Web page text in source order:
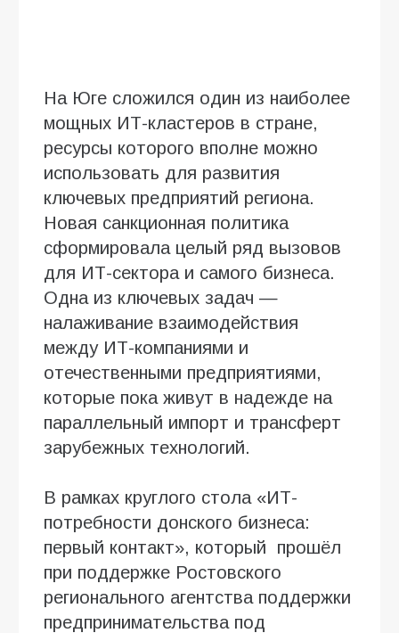
На Юге сложился один из наиболее
мощных ИТ-кластеров в стране,
ресурсы которого вполне можно
использовать для развития
ключевых предприятий региона.
Новая санкционная политика
сформировала целый ряд вызовов
для ИТ-сектора и самого бизнеса.
Одна из ключевых задач —
налаживание взаимодействия
между ИТ-компаниями и
отечественными предприятиями,
которые пока живут в надежде на
параллельный импорт и трансферт
зарубежных технологий.
В рамках круглого стола «ИТ-
потребности донского бизнеса:
первый контакт», который прошёл
при поддержке Ростовского
регионального агентства поддержки
предпринимательства под